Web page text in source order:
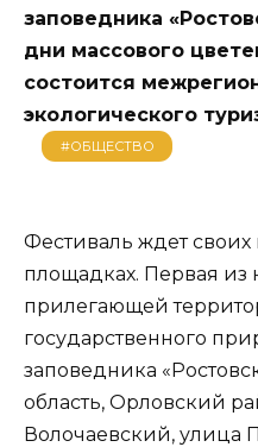
заповедника
дни массового
состоится
экологического
#ОБЩЕСТВО
Фестиваль ждет своих
площадках. Первая из
прилегающей
государственного
заповедника
область, Орловский
Волочаевский, улица